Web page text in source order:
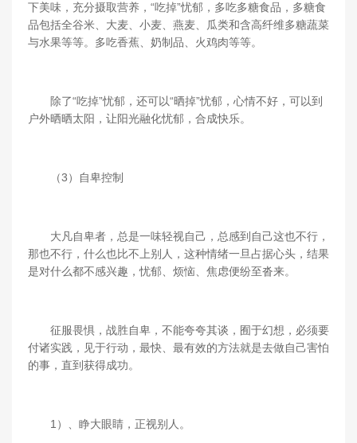
下美味，充分摄取营养，“吃掉”忧郁，多吃多糖食品，多糖食
品包括全谷米、大麦、小麦、燕麦、瓜类和含高纤维多糖蔬菜
与水果等等。多吃香蕉、奶制品、火鸡肉等等。
除了“吃掉”忧郁，还可以“晒掉”忧郁，心情不好，可以到
户外晒晒太阳，让阳光融化忧郁，合成快乐。
（3）自卑控制
大凡自卑者，总是一味轻视自己，总感到自己这也不行，
那也不行，什么也比不上别人，这种情绪一旦占据心头，结果
是对什么都不感兴趣，忧郁、烦恼、焦虑便纷至沓来。
征服畏惧，战胜自卑，不能夸夸其谈，囿于幻想，必须要
付诸实践，见于行动，最快、最有效的方法就是去做自己害怕
的事，直到获得成功。
1）、睁大眼睛，正视别人。